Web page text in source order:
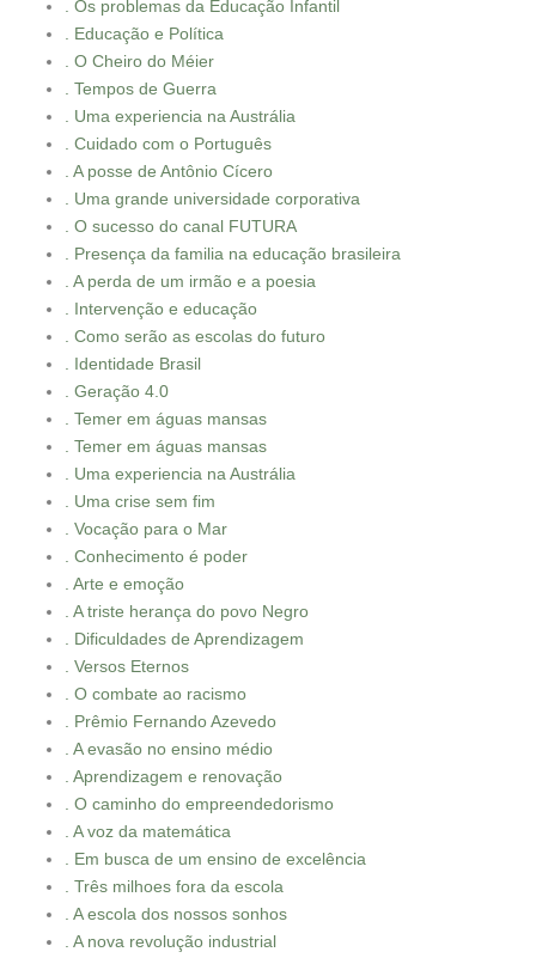
. Os problemas da Educação Infantil
. Educação e Política
. O Cheiro do Méier
. Tempos de Guerra
. Uma experiencia na Austrália
. Cuidado com o Português
. A posse de Antônio Cícero
. Uma grande universidade corporativa
. O sucesso do canal FUTURA
. Presença da familia na educação brasileira
. A perda de um irmão e a poesia
. Intervenção e educação
. Como serão as escolas do futuro
. Identidade Brasil
. Geração 4.0
. Temer em águas mansas
. Temer em águas mansas
. Uma experiencia na Austrália
. Uma crise sem fim
. Vocação para o Mar
. Conhecimento é poder
. Arte e emoção
. A triste herança do povo Negro
. Dificuldades de Aprendizagem
. Versos Eternos
. O combate ao racismo
. Prêmio Fernando Azevedo
. A evasão no ensino médio
. Aprendizagem e renovação
. O caminho do empreendedorismo
. A voz da matemática
. Em busca de um ensino de excelência
. Três milhoes fora da escola
. A escola dos nossos sonhos
. A nova revolução industrial